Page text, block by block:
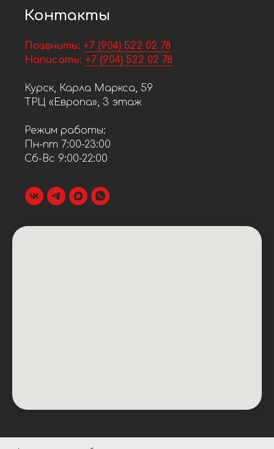
Контакты
Позвнить: +7 (904) 522 02 78
Написать: +7 (904) 522 02 78
Курск, Карла Маркса, 59
ТРЦ «Европа», 3 этаж
Режим работы:
Пн-пт 7:00-23:00
Сб-Вс 9:00-22:00